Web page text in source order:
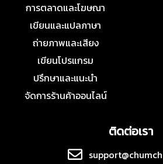
การตลาดและโฆษณา
เขียนและแปลภาษา
ถ่ายภาพและเสียง
เขียนโปรแกรม
ปรึกษาและแนะนำ
จัดการร้านค้าออนไลน์
ติดต่อเรา